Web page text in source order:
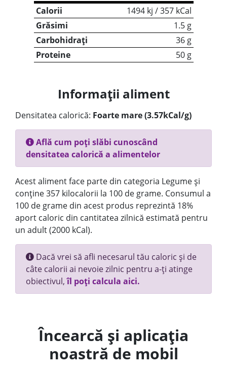
Calorii
1494 kj / 357 kCal
Grăsimi
1.5 g
Carbohidrați
36 g
Proteine
50 g
Informații aliment
Densitatea calorică: Foarte mare (3.57kCal/g)
Află cum poți slăbi cunoscând
densitatea calorică a alimentelor
Acest aliment face parte din categoria Legume și
conține 357 kilocalorii la 100 de grame. Consumul a
100 de grame din acest produs reprezintă 18%
aport caloric din cantitatea zilnică estimată pentru
un adult (2000 kCal).
Dacă vrei să afli necesarul tău caloric și de
câte calorii ai nevoie zilnic pentru a-ți atinge
obiectivul,îl poți calcula aici.
Încearcă și aplicația
noastră de mobil